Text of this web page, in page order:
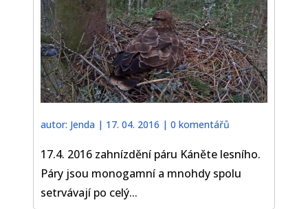
autor: Jenda | 17. 04. 2016 |0 komentářů
17.4. 2016 zahnízdění páru Káněte lesního.
Páry jsou monogamní a mnohdy spolu
setrvávají po celý...